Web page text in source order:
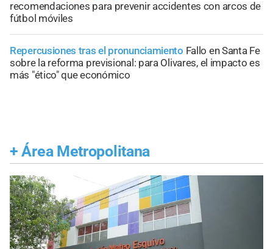
recomendaciones para prevenir accidentes con arcos de
fútbol móviles
Repercusiones tras el pronunciamiento Fallo en Santa Fe
sobre la reforma previsional: para Olivares, el impacto es
más "ético" que económico
+ Área Metropolitana